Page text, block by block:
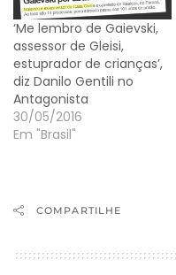
‘Me lembro de Gaievski,
assessor de Gleisi,
estuprador de crianças’,
diz Danilo Gentili no
Antagonista
30/05/2016
Em "Brasil"
COMPARTILHE